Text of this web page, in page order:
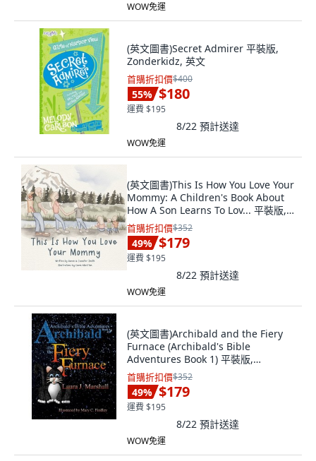
WOW免運
(英文圖書)Secret Admirer 平裝版,
Zonderkidz, 英文
首購折扣價$400
55% $180
運費 $195
8/22 預計送達
WOW免運
(英文圖書)This Is How You Love Your
Mommy: A Children's Book About
How A Son Learns To Lov... 平裝版,
Smith Family Resources, Inc, 英文
首購折扣價$352
49% $179
運費 $195
8/22 預計送達
WOW免運
(英文圖書)Archibald and the Fiery
Furnace (Archibald's Bible
Adventures Book 1) 平裝版,
Createspace Independent Pub...,
英文
首購折扣價$352
49% $179
運費 $195
8/22 預計送達
WOW免運